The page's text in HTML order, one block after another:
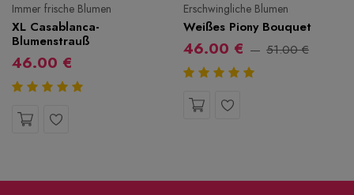
Immer frische Blumen
XL Casablanca-
Blumenstrauß
46.00 €
Erschwingliche Blumen
Weißes Piony Bouquet
46.00 € 51.00 €